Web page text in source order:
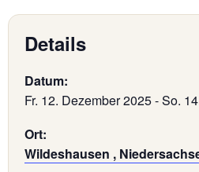
Details
Datum:
Fr. 12. Dezember 2025-So.
Ort:
Wildeshausen ,